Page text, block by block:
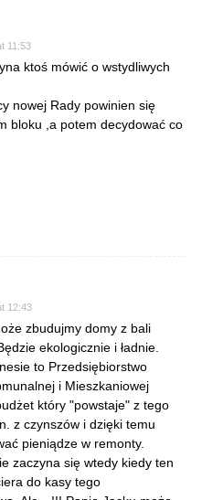
11:53
ktoś mówić o wstydliwych
nowej Rady powinien się
bloku ,a potem decydować co
12:43
zbudujmy domy z bali
ekologicznie i ładnie.
to Przedsiębiorstwo
i Mieszkaniowej
który "powstaje" z tego
z czynszów i dzięki temu
pieniądze w remonty.
zaczyna się wtedy kiedy ten
do kasy tego